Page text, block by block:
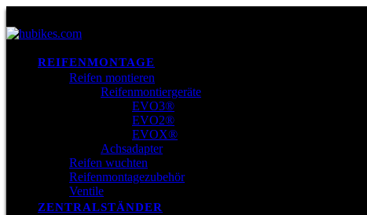
REIFENMONTAGE
Reifen montieren
Reifenmontiergeräte
EVO3®
EVO2®
EVOX®
Achsadapter
Reifen wuchten
Reifenmontagezubehör
Ventile
ZENTRALSTÄNDER